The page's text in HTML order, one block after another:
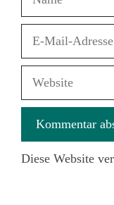
Website
Diese Website